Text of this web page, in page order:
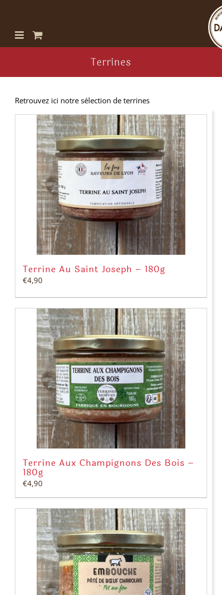
contenu
Terrines
Retrouvez ici notre sélection de terrines
Terrine Au Saint Joseph – 180g
€4,90
Terrine Aux Champignons Des Bois –
180g
€4,90